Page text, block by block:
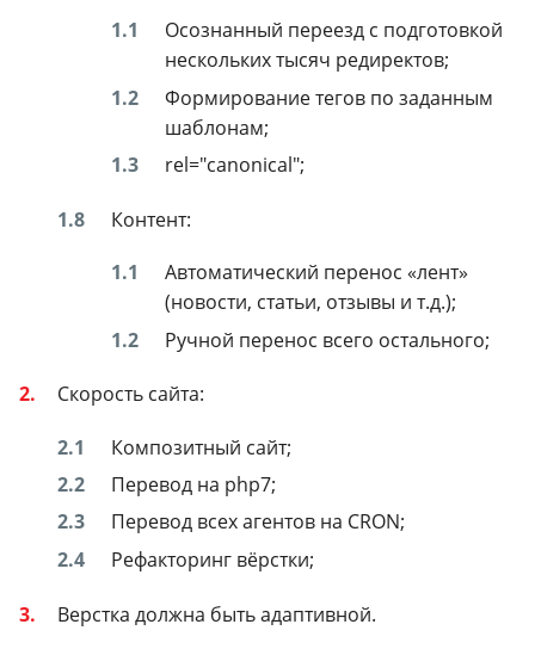
Осознанный переезд с подготовкой
нескольких тысяч редиректов;
Формирование тегов по заданным
шаблонам;
rel="canonical";
Контент:
Автоматический перенос «лент»
(новости, статьи, отзывы и т.д.);
Ручной перенос всего остального;
Скорость сайта:
Композитный сайт;
Перевод на php7;
Перевод всех агентов на CRON;
Рефакторинг вёрстки;
Верстка должна быть адаптивной.